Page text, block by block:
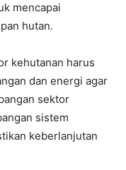
mencapai
hutan.
kehutanan harus
dan energi agar
sektor
sistem
keberlanjutan